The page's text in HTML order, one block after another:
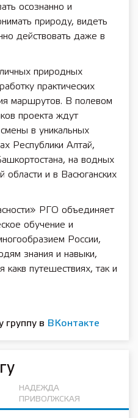
осознанно и
природу, видеть
действовать даже в
природных
практических
маршрутов. В полевом
проекта ждут
в уникальных
Республики Алтай,
на водных
и в Васюганских
РГО объединяет
обучение и
России,
знания и навыки,
какв путешествиях, так и
группу в ВКонтакте
НАДЕЖДА
ПРИВОЛЖСКАЯ